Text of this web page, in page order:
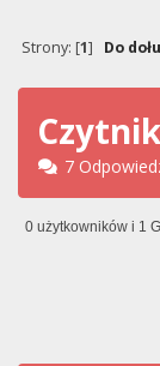
Strony: [1] Do dołu
7
0 użytkowników i 1